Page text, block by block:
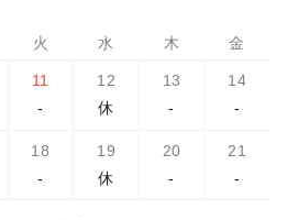
火 水 木 金
11
-
12
休
13
-
14
-
18
-
19
休
20
-
21
-